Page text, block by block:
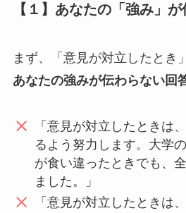
【１】あなたの「強み」
まず、「意見が対立したとき
あなたの強みが伝わらない回
「意見が対立したときは
るよう努力します。大学
が食い違ったときでも、
ました。」
「意見が対立したときは